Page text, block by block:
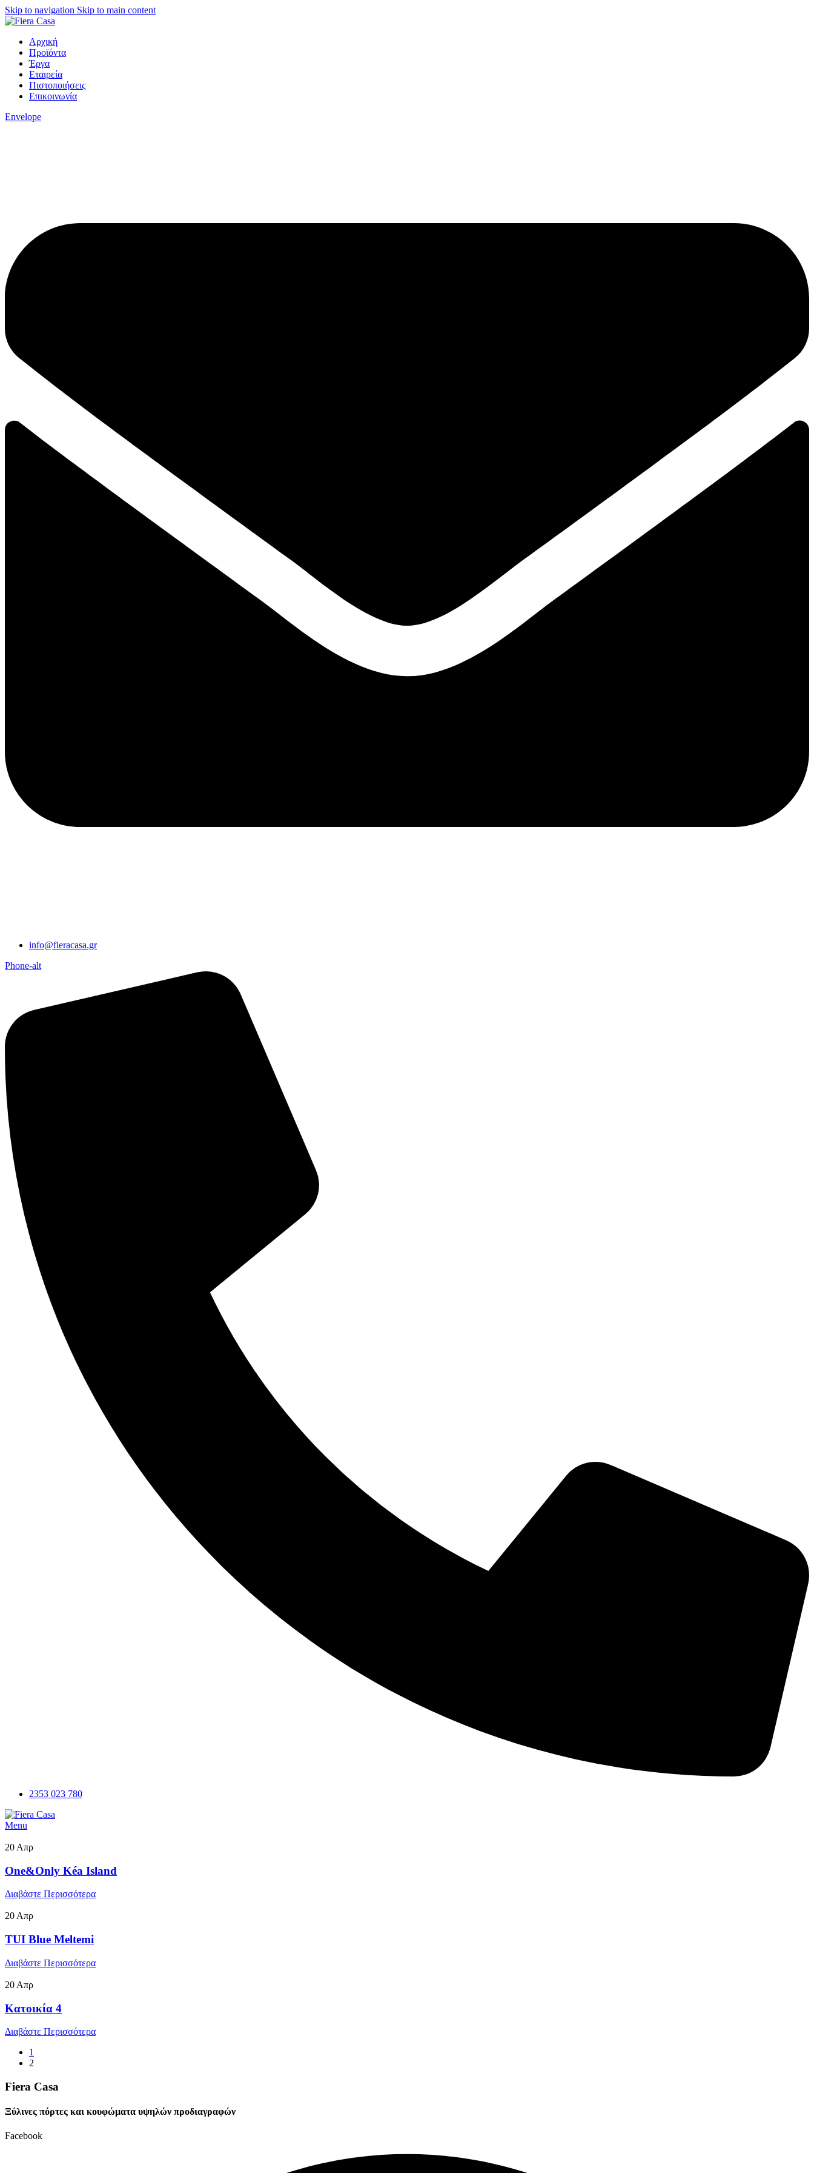
Skip to navigation Skip to main content
Αρχική
Προϊόντα
Έργα
Εταιρεία
Πιστοποιήσεις
Επικοινωνία
Envelope
info@fieracasa.gr
Phone-alt
2353 023 780
Menu
20 Απρ
One&Only Kéa Island
Διαβάστε Περισσότερα
20Απρ
TUI Blue Meltemi
Διαβάστε Περισσότερα
20 Απρ
Κατοικία 4
Διαβάστε Περισσότερα
1
2
Fiera Casa
Ξύλινες πόρτες και κουφώματα υψηλών προδιαγραφών
Facebook